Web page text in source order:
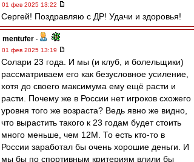
01 фев 2025 13:22
Сергей! Поздравляю с ДР! Удачи и здоровья!
mentufer -
01 фев 2025 13:19
Солари 23 года. И мы (и клуб, и болельщики)
рассматриваем его как безусловное усиление,
хотя до своего максимума ему ещё расти и
расти. Почему же в России нет игроков схожего
уровня того же возраста? Ведь явно же видно,
что вырастить такого к 23 годам будет стоить
много меньше, чем 12М. То есть кто-то в
России заработал бы очень хорошие деньги. И
мы бы по спортивным критериям влили бы